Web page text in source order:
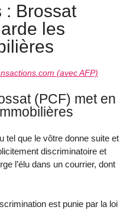
: Brossat
les
(avec AFP)
(PCF) met en
tel que le vôtre donne suite et
discriminatoire et
l’élu dans un courrier, dont
est punie par la loi